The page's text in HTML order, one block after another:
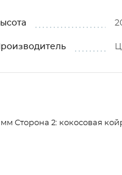
Сторона 2: кокосовая